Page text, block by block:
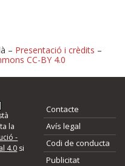
millores o
alguna millora, ompliu els
l'error del qual voleu informar-
– Presentació i crèdits –
CC-BY 4.0
la
-
4.0 si
Contacte
Avís legal
Codi de conducta
Publicitat